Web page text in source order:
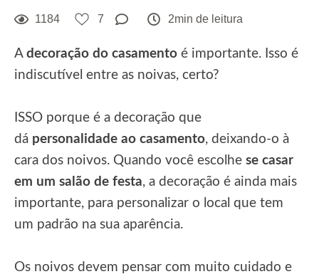
1184 7 2min de leitura
A decoração do casamento é importante. Isso é
indiscutível entre as noivas, certo?
ISSO porque é a decoração que
dá personalidade ao casamento, deixando-o à
cara dos noivos. Quando você escolhe se casar
em um salão de festa, a decoração é ainda mais
importante, para personalizar o local que tem
um padrão na sua aparência.
Os noivos devem pensar com muito cuidado e